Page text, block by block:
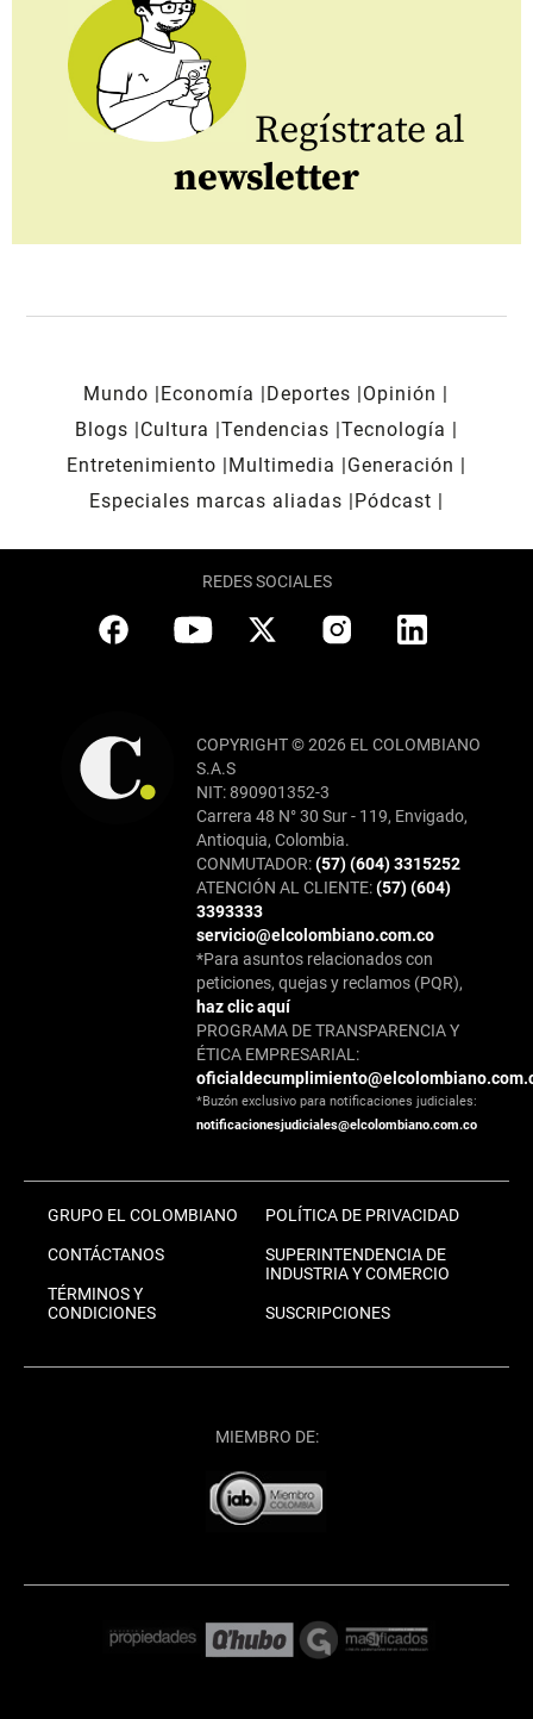
Regístrate al
newsletter
Mundo Economía Deportes
Opinión
Blogs
Cultura Tendencias Tecnología
Entretenimiento
Multimedia
Generación
Especiales marcas aliadas
Pódcast
REDES SOCIALES
COPYRIGHT © 2026 EL COLOMBIANO
S.A.S
NIT: 890901352-3
Carrera 48 N° 30 Sur - 119, Envigado,
Antioquia, Colombia.
CONMUTADOR:(57) (604) 3315252
ATENCIÓN AL CLIENTE:(57) (604)
3393333
servicio@elcolombiano.com.co
*Para asuntos relacionados con
peticiones, quejas y reclamos (PQR),
haz clic aquí
PROGRAMA DE TRANSPARENCIA Y
ÉTICA EMPRESARIAL:
*Buzón exclusivo para notificaciones judiciales:
notificacionesjudiciales@elcolombiano.com.co
GRUPO EL COLOMBIANO
CONTÁCTANOS
TÉRMINOS Y
CONDICIONES
POLÍTICA DE PRIVACIDAD
SUPERINTENDENCIA DE
INDUSTRIA Y COMERCIO
SUSCRIPCIONES
MIEMBRO DE: